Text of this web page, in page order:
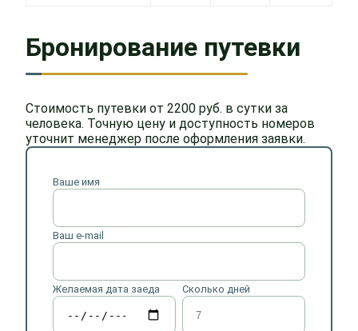
Бронирование путевки
Стоимость путевки от 2200 руб. в сутки за
человека. Точную цену и доступность номеров
уточнит менеджер после оформления заявки.
Ваше имя
Ваш e-mail
Желаемая дата заеда Сколько дней